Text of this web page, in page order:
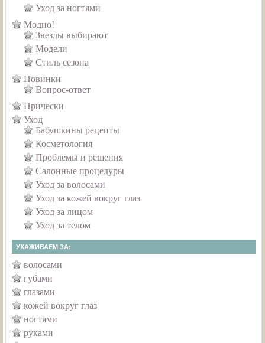
Уход за ногтями
Модно!
Звезды выбирают
Модели
Стиль сезона
Новинки
Вопрос-ответ
Прически
Уход
Бабушкины рецепты
Косметология
Проблемы и решения
Салонные процедуры
Уход за волосами
Уход за кожей вокруг глаз
Уход за лицом
Уход за телом
УХАЖИВАЕМ ЗА:
волосами
губами
глазами
кожей вокруг глаз
ногтями
руками